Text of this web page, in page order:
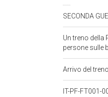
SECONDA
Un treno della
persone sulle
Arrivo del
IT-PF-FT001-